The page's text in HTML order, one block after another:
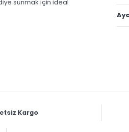
sunmak için ideal
Kargo